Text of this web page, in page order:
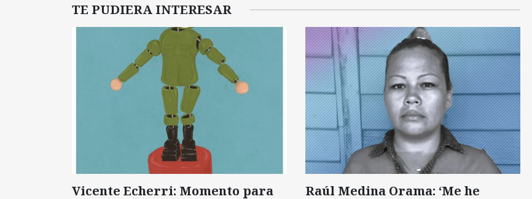
TE PUDIERA INTERESAR
Vicente Echerri: Momento para
Raúl Medina Orama: ‘Me he